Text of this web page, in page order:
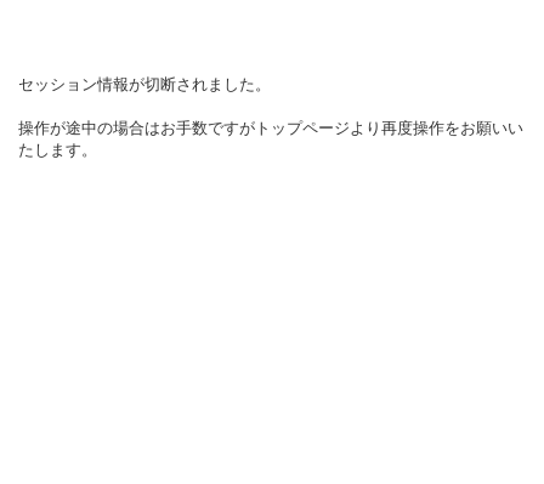
セッション情報が切断されました。
操作が途中の場合はお手数ですがトップページより再度操作をお願いい
たします。